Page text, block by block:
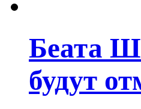
Беата
будут